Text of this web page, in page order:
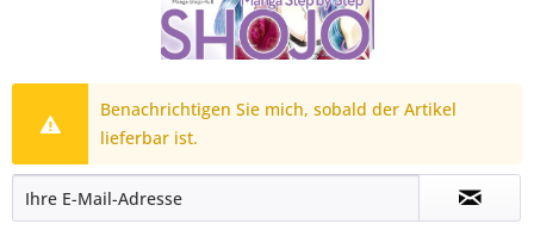
Benachrichtigen Sie mich, sobald der Artikel
lieferbar ist.